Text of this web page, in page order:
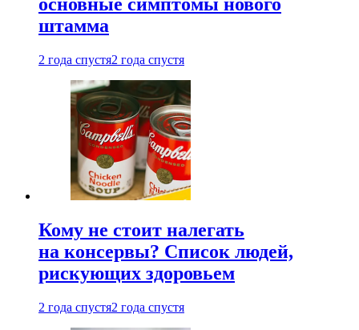
штамма
2 года спустя2 года спустя
Кому не стоит налегать
на консервы? Список людей,
рискующих здоровьем
2 года спустя2 года спустя